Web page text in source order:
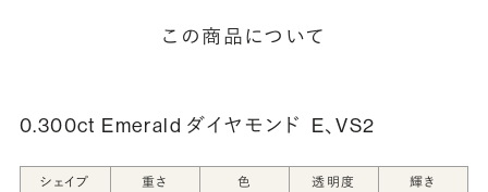
この商品について
0.300ct Emerald ダイヤモンド E、VS2
シェイプ 重さ 色 透明度 輝き